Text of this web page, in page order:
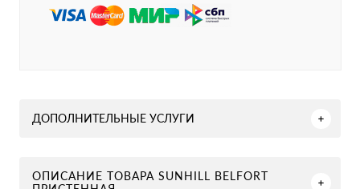
ДОПОЛНИТЕЛЬНЫЕ УСЛУГИ
ОПИСАНИЕ ТОВАРА SUNHILL BELFORT